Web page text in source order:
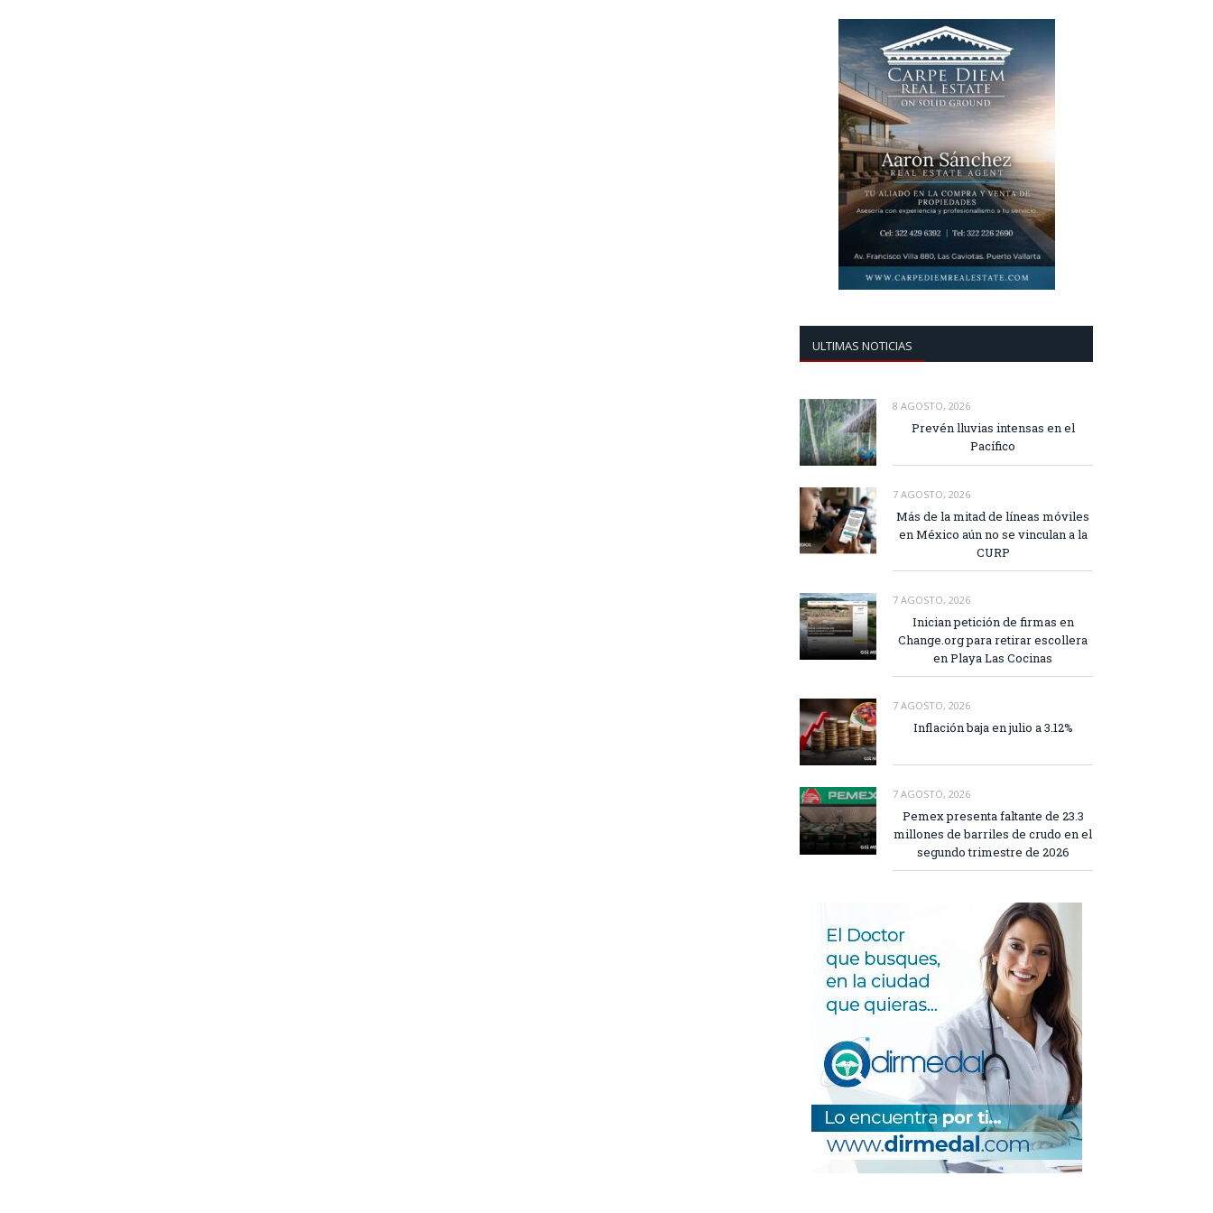
ULTIMAS NOTICIAS
8 AGOSTO, 2026
Prevén lluvias intensas en el
Pacífico
7 AGOSTO, 2026
Más de la mitad de líneas móviles
en México aún no se vinculan a la
CURP
7 AGOSTO, 2026
Inician petición de firmas en
Change.org para retirar escollera
en Playa Las Cocinas
7 AGOSTO, 2026
Inflación baja en julio a 3.12%
7 AGOSTO, 2026
Pemex presenta faltante de 23.3
millones de barriles de crudo en el
segundo trimestre de 2026